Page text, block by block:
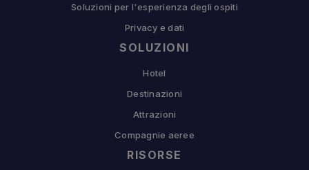
Soluzioni per l'esperienza degli ospiti
Privacy e dati
SOLUZIONI
Hotel
Destinazioni
Attrazioni
Compagnie aeree
RISORSE